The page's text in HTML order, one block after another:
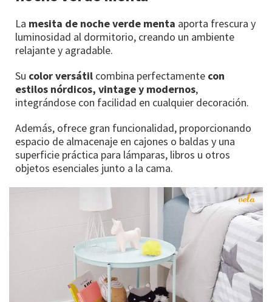
La mesita de noche verde menta aporta frescura y
luminosidad al dormitorio, creando un ambiente
relajante y agradable.
Su color versátil combina perfectamente con
estilos nórdicos, vintage y modernos,
integrándose con facilidad en cualquier decoración.
Además, ofrece gran funcionalidad, proporcionando
espacio de almacenaje en cajones o baldas y una
superficie práctica para lámparas, libros u otros
objetos esenciales junto a la cama.